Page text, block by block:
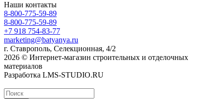
Наши контакты
8-800-775-59-89
8-800-775-59-89
+7 918 754-83-77
marketing@batyanya.ru
г. Ставрополь, Селекционная, 4/2
2026 © Интернет-магазин строительных и отделочных
материалов
Разработка LMS-STUDIO.RU